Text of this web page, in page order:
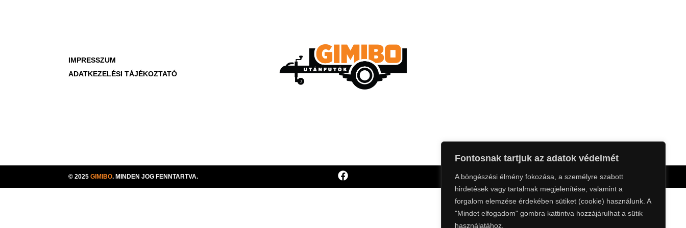
Fontosnak tartjuk az adatok védelmét
A böngészési élmény fokozása, a személyre szabott
hirdetések vagy tartalmak megjelenítése, valamint a
forgalom elemzése érdekében sütiket (cookie) használunk. A
"Mindet elfogadom" gombra kattintva hozzájárulhat a sütik
használatához.
IMPRESSZUM
ADATKEZELÉSI TÁJÉKOZTATÓ
© 2025 GIMIBO. MINDEN JOG FENNTARTVA. WEBOLDAL: